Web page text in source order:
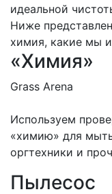
идеальной
Ниже
химия, какие мы
«Химия»
Grass Arena
Используем
«химию» для
оргтехники и
Пылесос